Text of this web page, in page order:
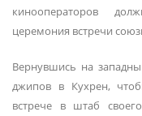
кинооператоров
церемония встречи
Вернувшись на
джипов в Кухрен,
встрече в штаб